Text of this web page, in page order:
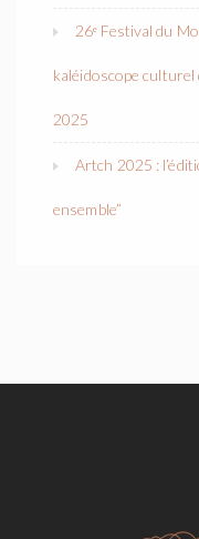
26ᵉ Festival du
kaléidoscope
2025
Artch 2025 :
ensemble”